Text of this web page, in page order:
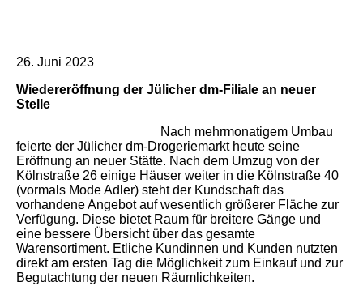
26. Juni 2023
Wiedereröffnung der Jülicher dm-Filiale an neuer
Stelle
Nach mehrmonatigem Umbau
feierte der Jülicher dm-Drogeriemarkt heute seine
Eröffnung an neuer Stätte. Nach dem Umzug von der
Kölnstraße 26 einige Häuser weiter in die Kölnstraße 40
(vormals Mode Adler) steht der Kundschaft das
vorhandene Angebot auf wesentlich größerer Fläche zur
Verfügung. Diese bietet Raum für breitere Gänge und
eine bessere Übersicht über das gesamte
Warensortiment. Etliche Kundinnen und Kunden nutzten
direkt am ersten Tag die Möglichkeit zum Einkauf und zur
Begutachtung der neuen Räumlichkeiten.